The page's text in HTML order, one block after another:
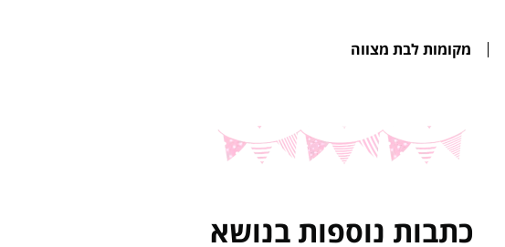
מקומות לבת מצווה
כתבות נוספות בנושא